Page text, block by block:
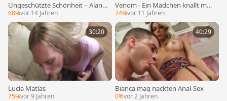
Ungeschützte Schönheit – Alana
Miale
68%vor 14 Jahren
Venom - Ein Mädchen knallt mei
nen Mann – Szene 4
74%vor 11 Jahren
30:20
Lucía Matías
75%vor 9 Jahren
40:29
Bianca mag nackten Anal-Sex
0%vor 2 Jahren